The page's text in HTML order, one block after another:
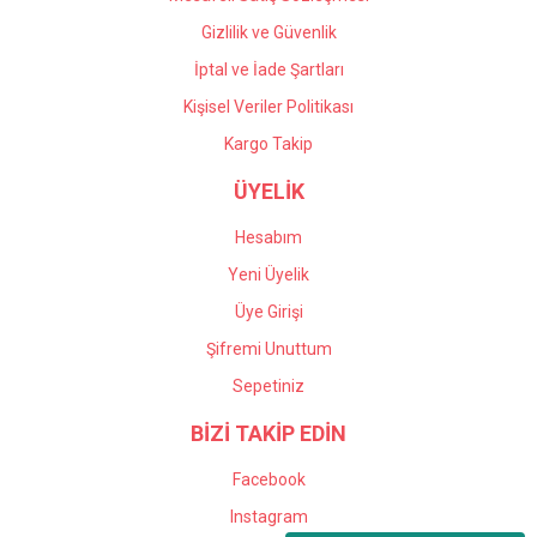
Gizlilik ve Güvenlik
İptal ve İade Şartları
Kişisel Veriler Politikası
Kargo Takip
ÜYELİK
Hesabım
Yeni Üyelik
Üye Girişi
Şifremi Unuttum
Sepetiniz
BİZİ TAKİP EDİN
Facebook
Instagram